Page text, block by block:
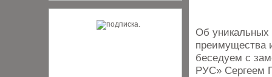
Об уникальных
преимущества
беседуем с
РУС» Сергеем